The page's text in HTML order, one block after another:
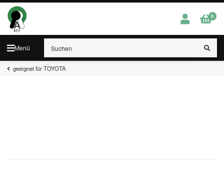
Menü
0
geeignet für TOYOTA